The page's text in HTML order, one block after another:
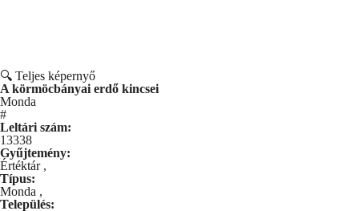
🔍 Teljes képernyő
A körmöcbányai erdő kincsei
Monda
#
Leltári szám:
13338
Gyűjtemény:
Értéktár ,
Típus:
Monda ,
Település: